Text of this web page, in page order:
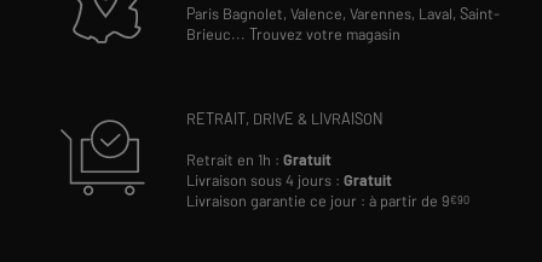
Paris Bagnolet,Valence,Varennes, Laval,Saint-
Brieuc...Trouvez votre magasin
RETRAIT, DRIVE & LIVRAISON
Retrait en 1h :Gratuit
Livraison sous 4 jours :Gratuit
Livraison garantie ce jour : à partir de 9€90